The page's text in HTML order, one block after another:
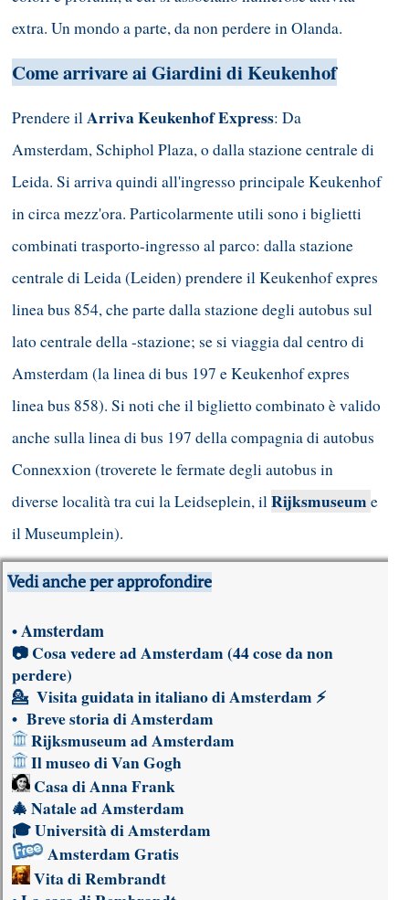
extra. Un mondo a parte, da non perdere in Olanda.
Come arrivare ai Giardini di Keukenhof
Prendere ilArriva Keukenhof Express: Da
Amsterdam, Schiphol Plaza, o dalla stazione centrale di
Leida. Si arriva quindi all'ingresso principale Keukenhof
in circa mezz'ora. Particolarmente utili sono i biglietti
combinati trasporto-ingresso al parco: dalla stazione
centrale di Leida (Leiden) prendere il Keukenhof expres
linea bus 854, che parte dalla stazione degli autobus sul
lato centrale della -stazione; se si viaggia dal centro di
Amsterdam (la linea di bus 197 e Keukenhof expres
linea bus 858). Si noti che il biglietto combinato è valido
anche sulla linea di bus 197 della compagnia di autobus
Connexxion (troverete le fermate degli autobus in
diverse località tra cui la Leidseplein, ilRijksmuseum e
il Museumplein).
Vedi anche per approfondire
•Amsterdam
📷 Cosa vedere ad Amsterdam (44 cose da non
perdere)
💁 Visita guidata in italiano di Amsterdam ⚡
• Breve storia di Amsterdam
Rijksmuseum ad Amsterdam
Il museo di Van Gogh
Casa di Anna Frank
🎄 Natale ad Amsterdam
🎓Università di Amsterdam
Amsterdam Gratis
Vita di Rembrandt